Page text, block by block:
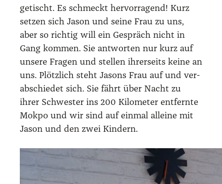
ge­tischt. Es schmeckt her­vor­ra­gend! Kurz
set­zen sich Jason und sei­ne Frau zu uns,
aber so rich­tig will ein Gespräch nicht in
Gang kom­men. Sie ant­wor­ten nur kurz auf
unse­re Fra­gen und stel­len ihrer­seits kei­ne an
uns. Plötz­lich steht Jasons Frau auf und ver­
ab­schie­det sich. Sie fährt über Nacht zu
ihrer Schwes­ter ins 200 Kilo­me­ter ent­fern­te
Mok­po und wir sind auf ein­mal allei­ne mit
Jason und den zwei Kin­dern.